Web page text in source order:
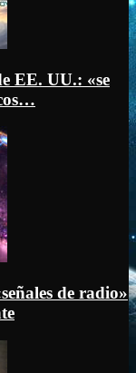
EE. UU.: «se
de radio»